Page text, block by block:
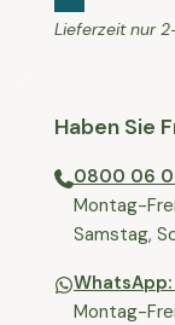
Lieferzeit nur
Haben Sie
0800 06
⁠Montag-
⁠Samstag,
Montag-